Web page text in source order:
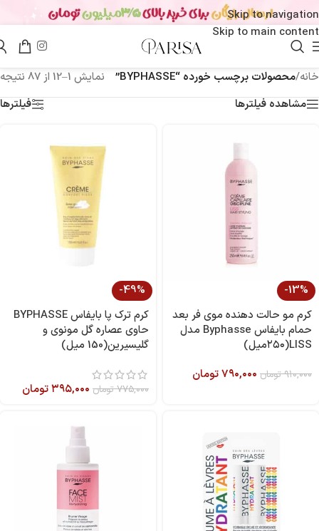
Skip to navigation
Skip to main content
خانه/محصولات برچسب خورده “BYPHASSE”
نمایش 1–12 از 87 نتیجه
مشاهده فیلترها
فیلترها
-13%
کرم مو حالت دهنده موی فر بعد
حمام بایفاس Byphasse مدل
LISS(۲۵۰میل)
۹۱۰,۰۰۰تومان ۷۹۰,۰۰۰تومان
-49%
کرم ترک پا بایفاس BYPHASSE
حاوی عصاره گل مونوی و
گلیسیرین(150 میل)
۷۷۵,۰۰۰تومان ۳۹۵,۰۰۰تومان